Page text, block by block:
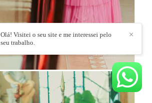
✕
Olá! Visitei o seu site e me interessei pelo
seu trabalho.